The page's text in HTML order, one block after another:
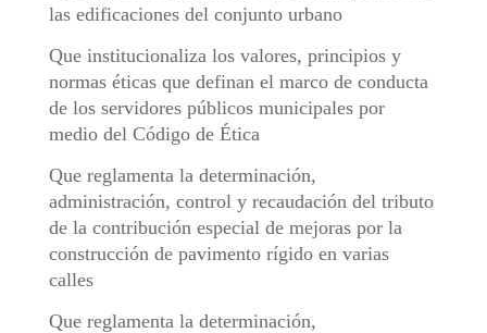
las edificaciones del conjunto urbano
Que institucionaliza los valores, principios y
normas éticas que definan el marco de conducta
de los servidores públicos municipales por
medio del Código de Ética
Que reglamenta la determinación,
administración, control y recaudación del tributo
de la contribución especial de mejoras por la
construcción de pavimento rígido en varias
calles
Que reglamenta la determinación,